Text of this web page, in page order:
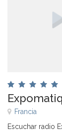
Francia
Escuchar radio